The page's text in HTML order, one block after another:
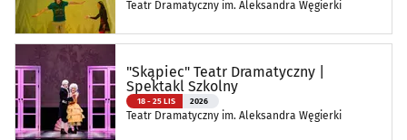
Teatr Dramatyczny im. Aleksandra Węgierki
"Skąpiec" Teatr Dramatyczny |
Spektakl Szkolny
18 - 25 LIS 2026
Teatr Dramatyczny im. Aleksandra Węgierki